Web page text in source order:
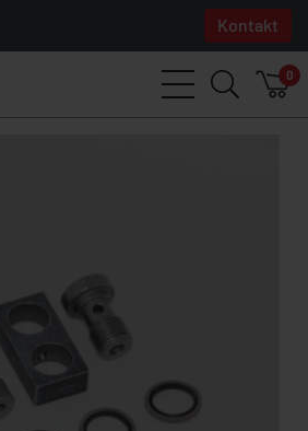
Kontakt
0